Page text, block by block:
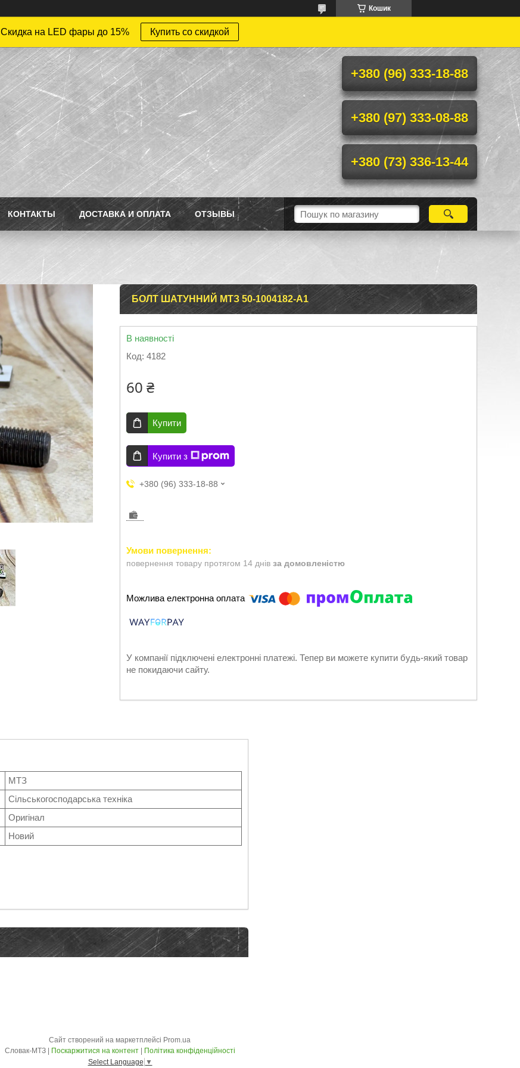
Кошик
Скидка на LED фары до 15% Купить со скидкой
+380 (96) 333-18-88
+380 (97) 333-08-88
+380 (73) 336-13-44
КОНТАКТЫ ДОСТАВКА И ОПЛАТА ОТЗЫВЫ
БОЛТ ШАТУННИЙ МТЗ 50-1004182-А1
В наявності
Код: 4182
60 ₴
Купити
Купити з
+380 (96) 333-18-88
повернення товару протягом 14 днів за домовленістю
У компанії підключені електронні платежі. Тепер ви можете купити будь-який товар
не покидаючи сайту.
МТЗ
Сільськогосподарська техніка
Оригінал
Новий
Сайт створений на маркетплейсі Prom.ua
Поскаржитися на контент
Політика конфіденційності
Select Language ▼